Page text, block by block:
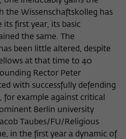
the Wissenschaftskolleg has
first year, its basic
the same. The
been little altered, despite
at that time to 40
Rector Peter
with successfully defending
example against critical
Berlin university
Taubes/FU/Religious
in the first year a dynamic of